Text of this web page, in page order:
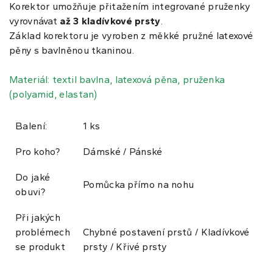
Korektor umožňuje přitažením integrované pruženky
vyrovnávat až 3 kladívkové prsty.
Základ korektoru je vyroben z měkké pružné latexové
pěny s bavlněnou tkaninou.
Materiál: textil bavlna, latexová pěna, pruženka
(polyamid, elastan)
Balení: 1 ks
Pro koho? Dámské / Pánské
Do jaké
obuvi?
Pomůcka přímo na nohu
Při jakých
problémech
se produkt
Chybné postavení prstů / Kladívkové
prsty / Křivé prsty